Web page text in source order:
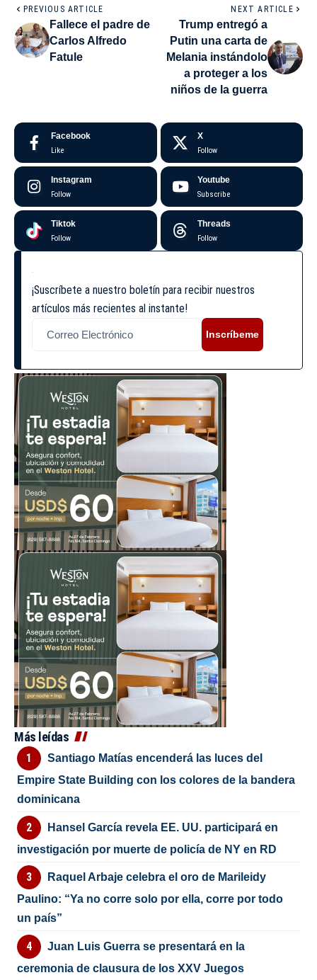
PREVIOUS ARTICLE
Fallece el padre de
Carlos Alfredo
Fatule
NEXT ARTICLE
Trump entregó a
Putin una carta de
Melania instándolo
a proteger a los
niños de la guerra
Facebook
Like
X
Follow
Instagram
Follow
Youtube
Subscribe
Tiktok
Follow
Threads
Follow
¡Suscríbete a nuestro boletín para recibir nuestros
artículos más recientes al instante!
Inscríbeme
Más leídas
Santiago Matías encenderá las luces del
Empire State Building con los colores de la bandera
dominicana
Hansel García revela EE. UU. participará en
investigación por muerte de policía de NY en RD
Raquel Arbaje celebra el oro de Marileidy
Paulino: “Ya no corre solo por ella, corre por todo
un país”
Juan Luis Guerra se presentará en la
ceremonia de clausura de los XXV Juegos